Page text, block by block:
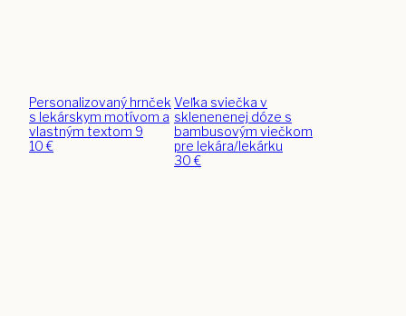
Personalizovaný hrnček
s lekárskym motívom a
vlastným textom 9
10€
Veľka sviečka v
sklenenenej dóze s
bambusovým viečkom
pre lekára/lekárku
30€